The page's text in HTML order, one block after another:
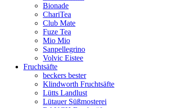
Bionade
ChariTea
Club Mate
Fuze Tea
Mio Mio
Sanpellegrino
Volvic Eistee
Fruchtsäfte
beckers bester
Klindworth Fruchtsäfte
Lütts Landlust
Lütauer Süßmosterei